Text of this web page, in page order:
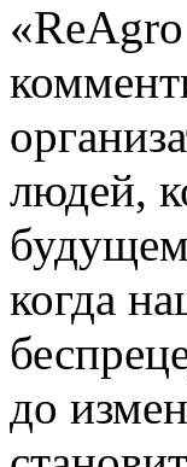
людей,
когда
до